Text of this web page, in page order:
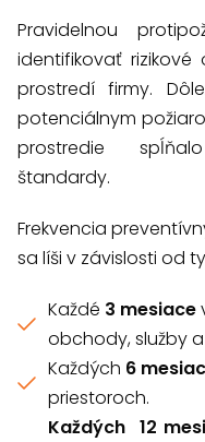
Pravidelnou
identifikovať
prostredí firmy.
potenciálnym
prostredie
štandardy.
Frekvencia
sa líši v závislosti od
Každé 3 mesiace
obchody, služby
Každých 6
priestoroch.
Každých 12